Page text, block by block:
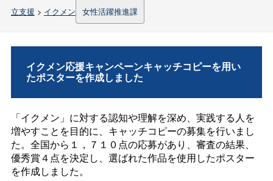
立支援 > イクメン 女性活躍推進課
イクメン応援キャンペーンキャッチコピーを用い
たポスターを作成しました
「イクメン」に対する認知や理解を深め、実践する人を
増やすことを目的に、キャッチコピーの募集を行いまし
た。全国から１，７１０点の応募があり、審査の結果、
優秀賞４点を決定し、選ばれた作品を使用したポスター
を作成しました。